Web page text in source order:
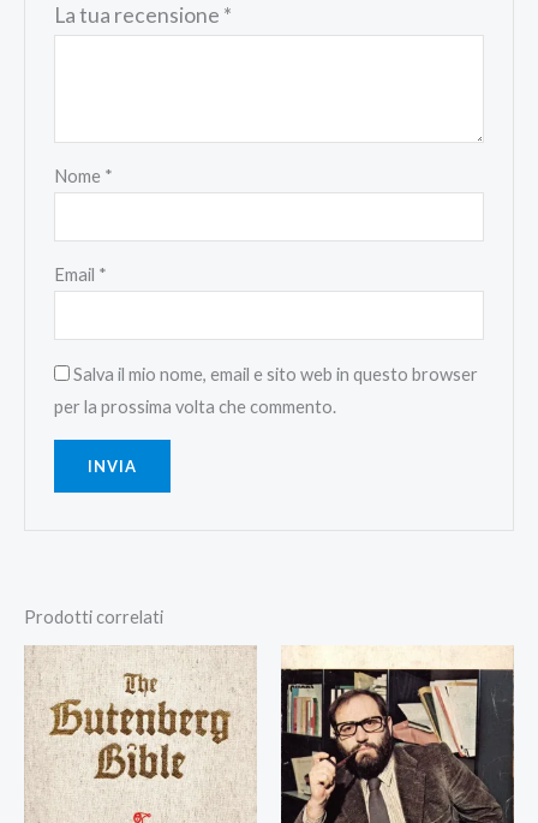
La tua recensione *
Nome *
Email *
Salva il mio nome, email e sito web in questo browser
per la prossima volta che commento.
Prodotti correlati